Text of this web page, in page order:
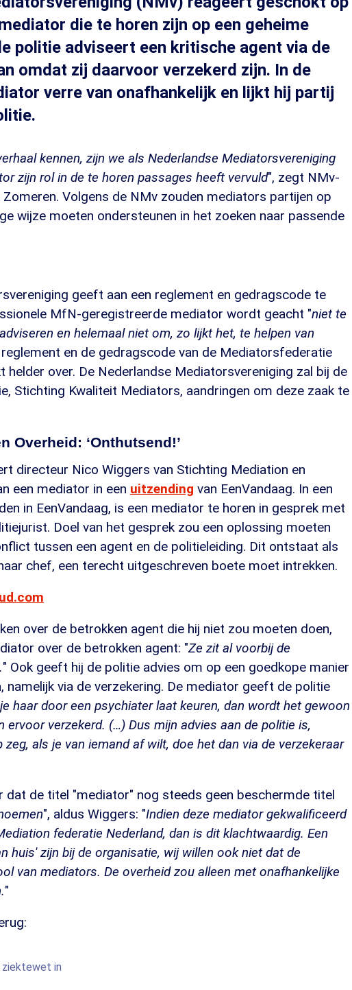
die te horen zijn op een geheime
politie adviseert een kritische agent via de
omdat zij daarvoor verzekerd zijn. In de
verre van onafhankelijk en lijkt hij partij
kennen, zijn we als Nederlandse Mediatorsvereniging
zijn rol in de te horen passages heeft vervuld", zegt NMv-
Volgens de NMv zouden mediators partijen op
wijze moeten ondersteunen in het zoeken naar passende
geeft aan een reglement en gedragscode te
MfN-geregistreerde mediator wordt geacht "niet te
en helemaal niet om, zo lijkt het, te helpen van
en de gedragscode van de Mediatorsfederatie
helder over. De Nederlandse Mediatorsvereniging zal bij de
Stichting Kwaliteit Mediators, aandringen om deze zaak te
Overheid: ‘Onthutsend!’
directeur Nico Wiggers van Stichting Mediation en
een mediator in een uitzending van EenVandaag. In een
in EenVandaag, is een mediator te horen in gesprek met
Doel van het gesprek zou een oplossing moeten
tussen een agent en de politieleiding. Dit ontstaat als
chef, een terecht uitgeschreven boete moet intrekken.
over de betrokken agent die hij niet zou moeten doen,
over de betrokken agent: "Ze zit al voorbij de
" Ook geeft hij de politie advies om op een goedkope manier
namelijk via de verzekering. De mediator geeft de politie
haar door een psychiater laat keuren, dan wordt het gewoon
ervoor verzekerd. (…) Dus mijn advies aan de politie is,
als je van iemand af wilt, doe het dan via de verzekeraar
dat de titel "mediator" nog steeds geen beschermde titel
", aldus Wiggers: "Indien deze mediator gekwalificeerd
federatie Nederland, dan is dit klachtwaardig. Een
huis' zijn bij de organisatie, wij willen ook niet dat de
van mediators. De overheid zou alleen met onafhankelijke
"
in